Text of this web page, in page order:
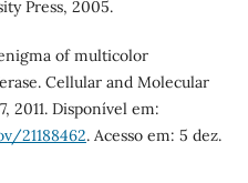
Press, 2005.
of multicolor
Cellular and Molecular
2011. Disponível em:
21188462. Acesso em: 5 dez.